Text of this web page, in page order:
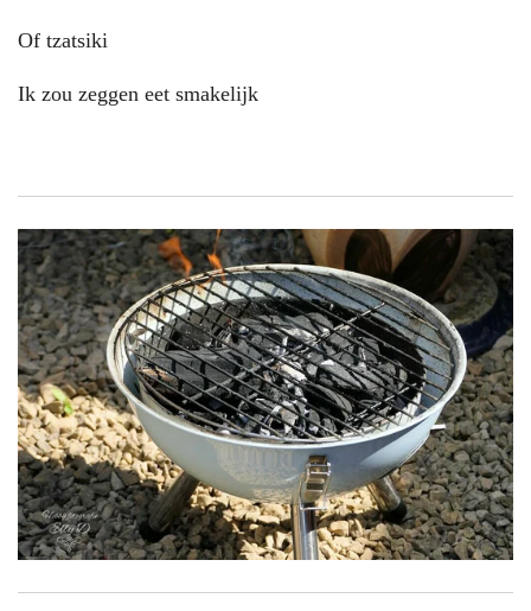
Of tzatsiki
Ik zou zeggen eet smakelijk